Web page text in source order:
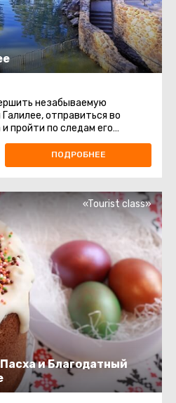
незабываемую
отправиться во
пройти по следам его
детства и юности, окунуться в святые ...
ПОДРОБНЕЕ
и Благодатный
«Tourist class»